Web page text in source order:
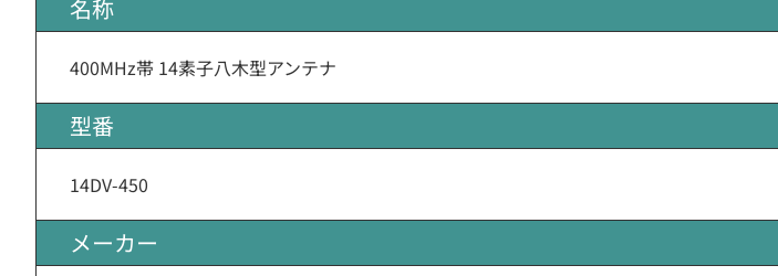
名称
400MHz帯 14素子八木型アンテナ
型番
14DV-450
メーカー